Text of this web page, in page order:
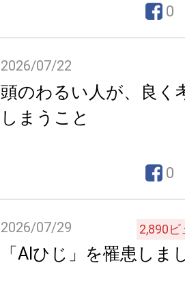
0
2026/07/22
頭のわるい人が、良く
しまうこと
0
2026/07/29 2,890ビ
「AIひじ」を罹患しま